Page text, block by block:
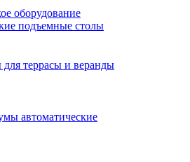
оборудование
подъемные столы
террасы и веранды
автоматические